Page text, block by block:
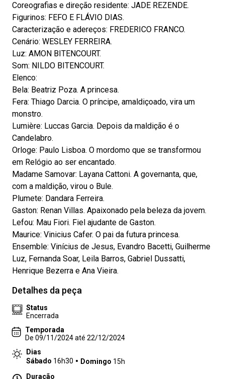
Coreografias e direção residente: JADE REZENDE.
Figurinos: FEFO E FLÁVIO DIAS.
Caracterização e adereços: FREDERICO FRANCO.
Cenário: WESLEY FERREIRA.
Luz: AMON BITENCOURT.
Som: NILDO BITENCOURT.
Elenco:
Bela: Beatriz Poza. A princesa.
Fera: Thiago Darcia. O príncipe, amaldiçoado, vira um
monstro.
Lumière: Luccas Garcia. Depois da maldição é o
Candelabro.
Orloge: Paulo Lisboa. O mordomo que se transformou
em Relógio ao ser encantado.
Madame Samovar: Layana Cattoni. A governanta, que,
com a maldição, virou o Bule.
Plumete: Dandara Ferreira.
Gaston: Renan Villas. Apaixonado pela beleza da jovem.
Lefou: Mau Fiori. Fiel ajudante de Gaston.
Maurice: Vinicius Cafer. O pai da futura princesa.
Ensemble: Vinícius de Jesus, Evandro Bacetti, Guilherme
Luz, Fernanda Soar, Leila Barros, Gabriel Dussatti,
Henrique Bezerra e Ana Vieira.
Detalhes da peça
Status
Encerrada
Temporada
De 09/11/2024 até 22/12/2024
Dias
Sábado 16h30 Domingo 15h
Duração